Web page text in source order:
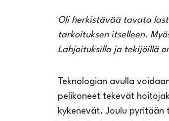
Oli herkistävää tavata
tarkoituksen itselleen.
Lahjoituksilla ja tekijöillä
Teknologian avulla
pelikoneet tekevät
kykenevät. Joulu pyritään